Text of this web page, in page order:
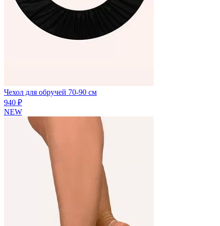
Чехол для обручей 70-90 см
940 ₽
NEW